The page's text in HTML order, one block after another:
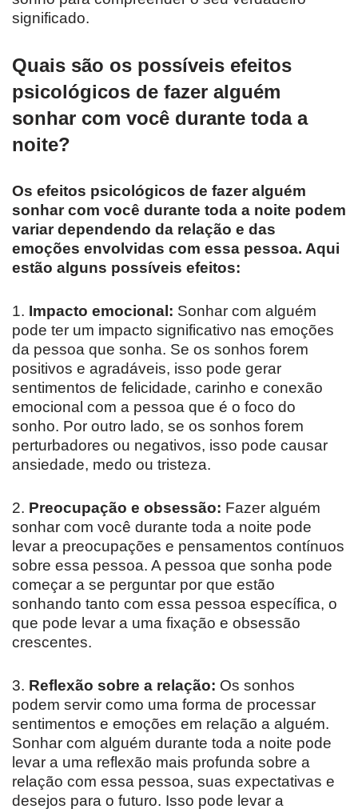
significado.
Quais são os possíveis efeitos
psicológicos de fazer alguém
sonhar com você durante toda a
noite?
Os efeitos psicológicos de fazer alguém
sonhar com você durante toda a noite podem
variar dependendo da relação e das
emoções envolvidas com essa pessoa. Aqui
estão alguns possíveis efeitos:
1. Impacto emocional: Sonhar com alguém
pode ter um impacto significativo nas emoções
da pessoa que sonha. Se os sonhos forem
positivos e agradáveis, isso pode gerar
sentimentos de felicidade, carinho e conexão
emocional com a pessoa que é o foco do
sonho. Por outro lado, se os sonhos forem
perturbadores ou negativos, isso pode causar
ansiedade, medo ou tristeza.
2. Preocupação e obsessão: Fazer alguém
sonhar com você durante toda a noite pode
levar a preocupações e pensamentos contínuos
sobre essa pessoa. A pessoa que sonha pode
começar a se perguntar por que estão
sonhando tanto com essa pessoa específica, o
que pode levar a uma fixação e obsessão
crescentes.
3. Reflexão sobre a relação: Os sonhos
podem servir como uma forma de processar
sentimentos e emoções em relação a alguém.
Sonhar com alguém durante toda a noite pode
levar a uma reflexão mais profunda sobre a
relação com essa pessoa, suas expectativas e
desejos para o futuro. Isso pode levar a